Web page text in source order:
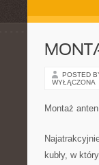
POSTED
WYŁĄCZONA
Montaż
kubły, w